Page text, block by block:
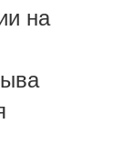
на